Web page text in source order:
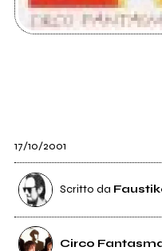
17/10/2001
Scritto da
Circo